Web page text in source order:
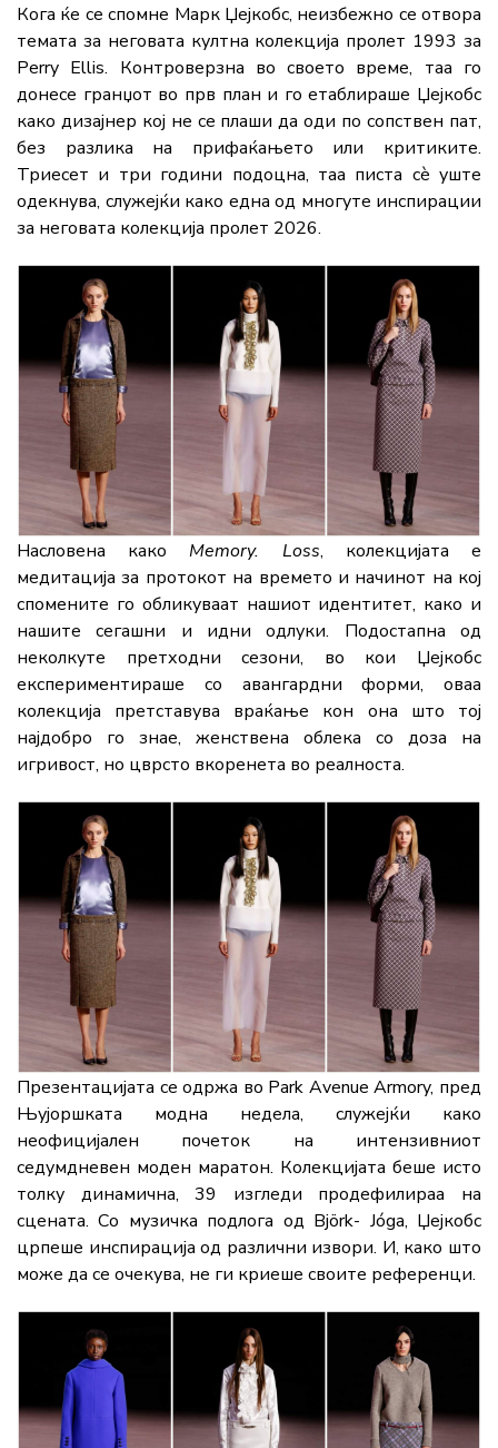
Кога ќе се спомне Марк Џејкобс, неизбежно се отвора
темата за неговата култна колекција пролет 1993 за
Perry Ellis. Контроверзна во своето време, таа го
донесе гранџот во прв план и го етаблираше Џејкобс
како дизајнер кој не се плаши да оди по сопствен пат,
без разлика на прифаќањето или критиките.
Триесет и три години подоцна, таа писта сè уште
одекнува, служејќи како една од многуте инспирации
за неговата колекција пролет 2026.
Насловена какоMemory. Loss, колекцијата е
медитација за протокот на времето и начинот на кој
спомените го обликуваат нашиот идентитет, како и
нашите сегашни и идни одлуки. Подостапна од
неколкуте претходни сезони, во кои Џејкобс
експериментираше со авангардни форми, оваа
колекција претставува враќање кон она што тој
најдобро го знае, женствена облека со доза на
игривост, но цврсто вкоренета во реалноста.
Презентацијата се одржа во Park Avenue Armory, пред
Њујоршката модна недела, служејќи како
неофицијален почеток на интензивниот
седумдневен моден маратон. Колекцијата беше исто
толку динамична, 39 изгледи продефилираа на
сцената. Со музичка подлога од Björk- Jóga, Џејкобс
црпеше инспирација од различни извори. И, како што
може да се очекува, не ги криеше своите референци.